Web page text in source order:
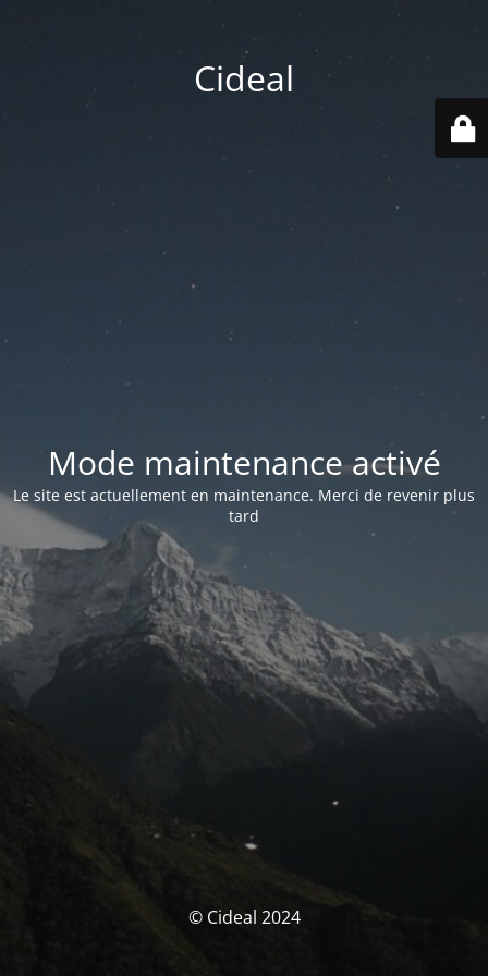
Cideal
Mode maintenance activé
Le site est actuellement en maintenance. Merci de revenir plus
tard
© Cideal 2024